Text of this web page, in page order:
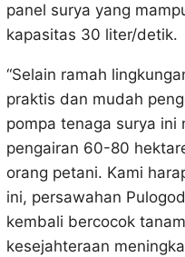
panel surya yang
kapasitas 30 liter/detik.
“Selain ramah
praktis dan mudah
pompa tenaga surya ini
pengairan 60-80
orang petani. Kami
ini, persawahan
kembali bercocok
kesejahteraan